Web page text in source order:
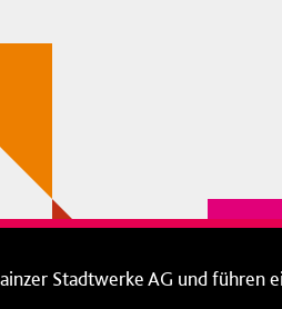
Stadtwerke AG und führen